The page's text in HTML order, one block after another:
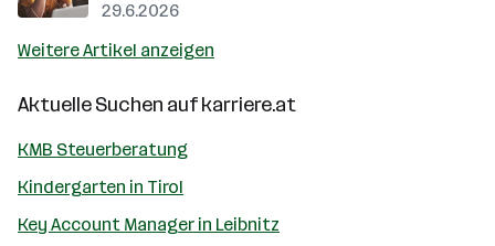
29.6.2026
Weitere Artikel anzeigen
Aktuelle Suchen aufkarriere.at
KMB Steuerberatung
Kindergarten in Tirol
Key Account Manager in Leibnitz